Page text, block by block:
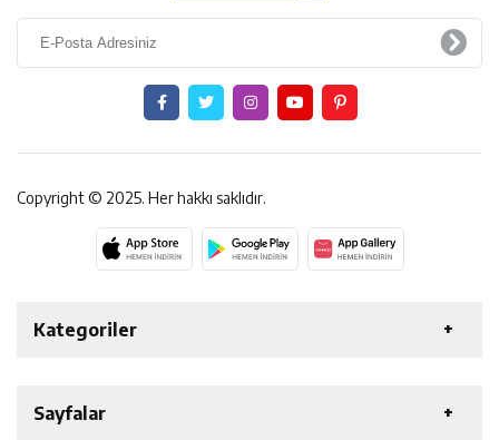
Copyright © 2025. Her hakkı saklıdır.
Kategoriler
EKONOMİ
Sayfalar